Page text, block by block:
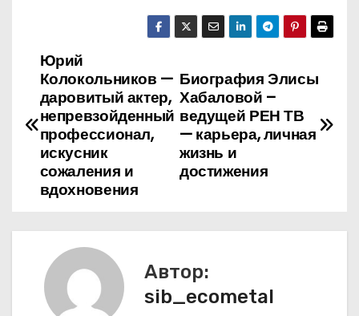
Н
в
а
Биография Элисы
Хабаловой –
ведущей РЕН ТВ
— карьера, личная
жизнь и
достижения
Юрий
Колокольников —
даровитый актер,
непревзойденный
профессионал,
искусник
сожаления и
вдохновения
Автор:
sib_ecometal